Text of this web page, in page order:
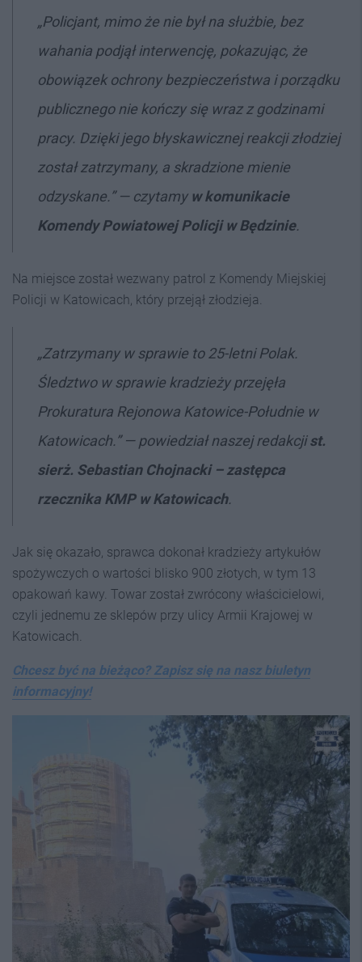
„Policjant, mimo że nie był na służbie, bez
wahania podjął interwencję, pokazując, że
obowiązek ochrony bezpieczeństwa i porządku
publicznego nie kończy się wraz z godzinami
pracy. Dzięki jego błyskawicznej reakcji złodziej
został zatrzymany, a skradzione mienie
odzyskane.” — czytamy w komunikacie
Komendy Powiatowej Policji w Będzinie.
Na miejsce został wezwany patrol z Komendy Miejskiej
Policji w Katowicach, który przejął złodzieja.
„Zatrzymany w sprawie to 25-letni Polak.
Śledztwo w sprawie kradzieży przejęła
Prokuratura Rejonowa Katowice-Południe w
Katowicach.” — powiedział naszej redakcjist.
sierż. Sebastian Chojnacki – zastępca
rzecznika KMP w Katowicach.
Jak się okazało, sprawca dokonał kradzieży artykułów
spożywczych o wartości blisko 900 złotych, w tym 13
opakowań kawy. Towar został zwrócony właścicielowi,
czyli jednemu ze sklepów przy ulicy Armii Krajowej w
Katowicach.
Chcesz być na bieżąco? Zapisz się na nasz biuletyn
informacyjny!